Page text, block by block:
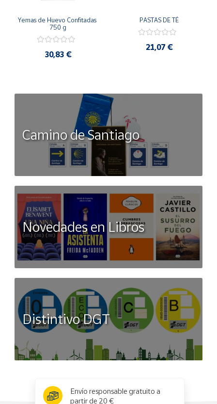
Yemas de Huevo Confitadas
750 g
30,83 €
PASTAS DE TÉ
21,07 €
Camino de Santiago
Novedades en Libros
Distintivo DGT
Envío responsable gratuito a
partir de 20 €